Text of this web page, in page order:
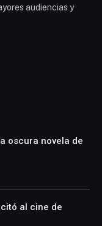
audiencias y
oscura novela de
al cine de